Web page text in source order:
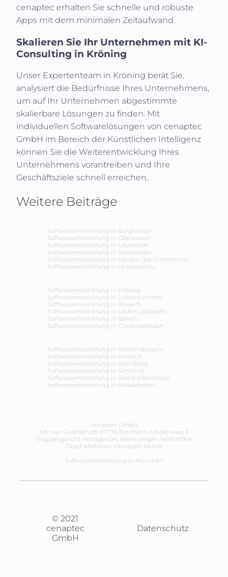
cenaptec erhalten Sie schnelle und robuste
Apps mit dem minimalen Zeitaufwand.
Skalieren Sie Ihr Unternehmen mit KI-
Consulting in Kröning
Unser Expertenteam in Kröning berät Sie,
analysiert die Bedürfnisse Ihres Unternehmens,
um auf Ihr Unternehmen abgestimmte
skalierbare Lösungen zu finden. Mit
individuellen Softwarelösungen von cenaptec
GmbH im Bereich der Künstlichen Intelligenz
können Sie die Weiterentwicklung Ihres
Unternehmens vorantreiben und Ihre
Geschäftsziele schnell erreichen.
Weitere Beiträge
Softwareentwicklung in Burghausen
Softwareentwicklung in Oberaurach
Softwareentwicklung in Litzendorf
Softwareentwicklung in Waldsassen
Softwareentwicklung in Hausen (bei Forchheim)
Softwareentwicklung in Untersiemau
Softwareentwicklung in Erdweg
Softwareentwicklung in Julbach (Inntal)
Softwareentwicklung in Wieseth
Softwareentwicklung in Laufen (Salzach)
Softwareentwicklung in Böhen
Softwareentwicklung in Großenseebach
Softwareentwicklung in Reichersbeuern
Softwareentwicklung in Kürnach
Softwareentwicklung in Büchlberg
Softwareentwicklung in Schirmitz
Softwareentwicklung in Brand (Oberpfalz)
Softwareentwicklung in Mauerstetten
cenaptec GmbH
Sitz der Gesellschaft: 87776 Sontheim, Lindenweg 3
Registergericht: Amtsgericht Memmingen, HRB 19064
Geschäftsführer: Christoph Heinle
Softwareentwicklung in München
© 2021
cenaptec
GmbH
Datenschutz